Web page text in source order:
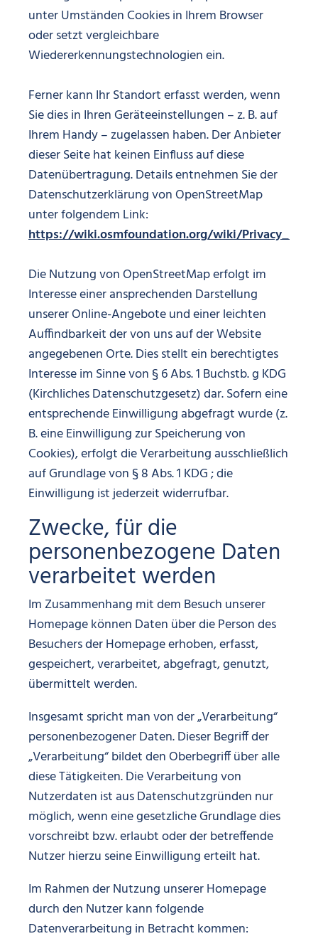
unter Umständen Cookies in Ihrem Browser
oder setzt vergleichbare
Wiedererkennungstechnologien ein.
Ferner kann Ihr Standort erfasst werden, wenn
Sie dies in Ihren Geräteeinstellungen – z. B. auf
Ihrem Handy – zugelassen haben. Der Anbieter
dieser Seite hat keinen Einfluss auf diese
Datenübertragung. Details entnehmen Sie der
Datenschutzerklärung von OpenStreetMap
unter folgendem Link:
https://wiki.osmfoundation.org/wiki/
Die Nutzung von OpenStreetMap erfolgt im
Interesse einer ansprechenden Darstellung
unserer Online-Angebote und einer leichten
Auffindbarkeit der von uns auf der Website
angegebenen Orte. Dies stellt ein berechtigtes
Interesse im Sinne von § 6 Abs. 1 Buchstb. g KDG
(Kirchliches Datenschutzgesetz) dar. Sofern eine
entsprechende Einwilligung abgefragt wurde (z.
B. eine Einwilligung zur Speicherung von
Cookies), erfolgt die Verarbeitung ausschließlich
auf Grundlage von § 8 Abs. 1 KDG ; die
Einwilligung ist jederzeit widerrufbar.
Zwecke, für die
personenbezogene Daten
verarbeitet werden
Im Zusammenhang mit dem Besuch unserer
Homepage können Daten über die Person des
Besuchers der Homepage erhoben, erfasst,
gespeichert, verarbeitet, abgefragt, genutzt,
übermittelt werden.
Insgesamt spricht man von der „Verarbeitung“
personenbezogener Daten. Dieser Begriff der
„Verarbeitung“ bildet den Oberbegriff über alle
diese Tätigkeiten. Die Verarbeitung von
Nutzerdaten ist aus Datenschutzgründen nur
möglich, wenn eine gesetzliche Grundlage dies
vorschreibt bzw. erlaubt oder der betreffende
Nutzer hierzu seine Einwilligung erteilt hat.
Im Rahmen der Nutzung unserer Homepage
durch den Nutzer kann folgende
Datenverarbeitung in Betracht kommen: